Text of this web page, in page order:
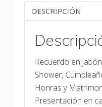
DESCRIPCIÓN
Recuerdo en
Shower,
Honras y
Presentación en